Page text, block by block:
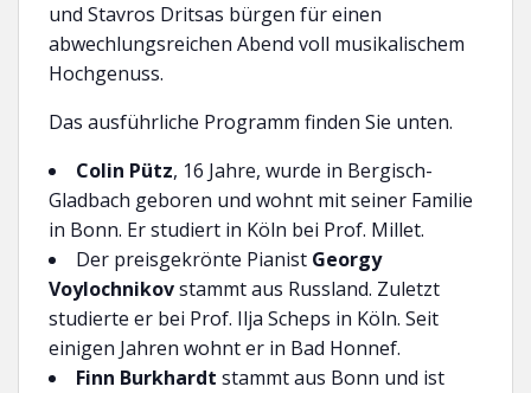
und Stavros Dritsas bürgen für einen
abwechlungsreichen Abend voll musikalischem
Hochgenuss.
Das ausführliche Programm finden Sie unten.
Colin Pütz, 16 Jahre, wurde in Bergisch-
Gladbach geboren und wohnt mit seiner Familie
in Bonn. Er studiert in Köln bei Prof. Millet.
Der preisgekrönte Pianist Georgy
Voylochnikovstammt aus Russland. Zuletzt
studierte er bei Prof. Ilja Scheps in Köln. Seit
einigen Jahren wohnt er in Bad Honnef.
Finn Burkhardt stammt aus Bonn und ist